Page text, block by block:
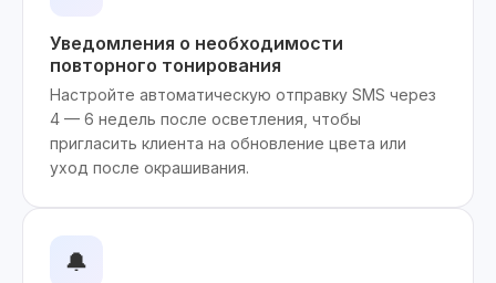
Уведомления о необходимости
повторного тонирования
Настройте автоматическую отправку SMS через
4 — 6 недель после осветления, чтобы
пригласить клиента на обновление цвета или
уход после окрашивания.
🔔